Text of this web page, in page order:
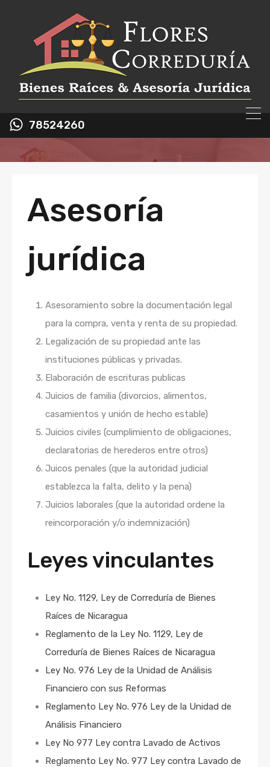
78524260
Asesoría
jurídica
Asesoramiento sobre la documentación legal
para la compra, venta y renta de su propiedad.
Legalización de su propiedad ante las
instituciones públicas y privadas.
Elaboración de escrituras publicas
Juicios de familia (divorcios, alimentos,
casamientos y unión de hecho estable)
Juicios civiles (cumplimiento de obligaciones,
declaratorias de herederos entre otros)
Juicos penales (que la autoridad judicial
establezca la falta, delito y la pena)
Juicios laborales (que la autoridad ordene la
reincorporación y/o indemnización)
Leyes vinculantes
Ley No. 1129, Ley de Correduría de Bienes
Raíces de Nicaragua
Reglamento de la Ley No. 1129, Ley de
Correduría de Bienes Raíces de Nicaragua
Ley No. 976 Ley de la Unidad de Análisis
Financiero con sus Reformas
Reglamento Ley No. 976 Ley de la Unidad de
Análisis Financiero
Ley No 977 Ley contra Lavado de Activos
Reglamento Ley No. 977 Ley contra Lavado de